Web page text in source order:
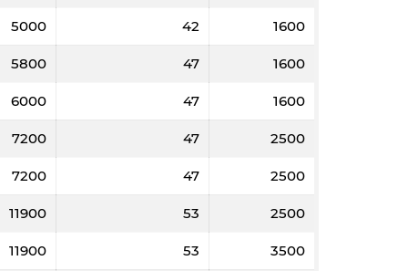
5000 42 1600
5800 47 1600
6000 47 1600
7200 47 2500
7200 47 2500
11900 53 2500
11900 53 3500